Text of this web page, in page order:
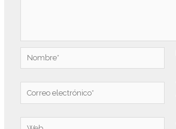
Nombre*
Correo
electrónico*
Web